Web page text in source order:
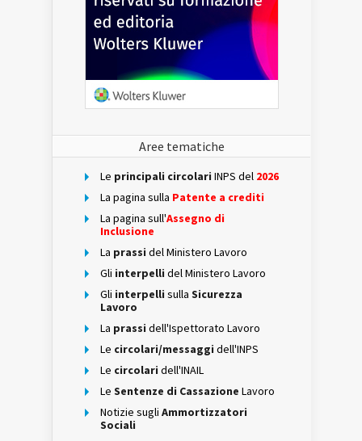
Aree tematiche
Le principali circolari INPS del 2026
La pagina sulla Patente a crediti
La pagina sull'Assegno di
Inclusione
La prassi del Ministero Lavoro
Gli interpelli del Ministero Lavoro
Gli interpelli sulla Sicurezza
Lavoro
La prassi dell'Ispettorato Lavoro
Le circolari/messaggi dell'INPS
Le circolari dell'INAIL
Le Sentenze di Cassazione Lavoro
Notizie sugli Ammortizzatori
Sociali